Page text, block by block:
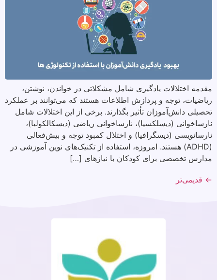
مقدمه اختلالات یادگیری شامل مشکلاتی در خواندن، نوشتن،
ریاضیات، توجه و پردازش اطلاعات هستند که می‌توانند بر عملکرد
تحصیلی دانش‌آموزان تأثیر بگذارند. برخی از این اختلالات شامل
نارساخوانی (دیسلکسیا)، نارساخوانی ریاضی (دیسکالکولیا)،
نارسانویسی (دیسگرافیا) و اختلال کمبود توجه و بیش‌فعالی
(ADHD) هستند. امروزه، استفاده از تکنیک‌های نوین آموزشی در
مدارس تخصصی برای کودکان با نیازهای […]
← قدیمی‌تر